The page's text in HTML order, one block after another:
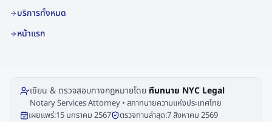
บริการทั้งหมด
หน้าแรก
เขียน & ตรวจสอบทางกฎหมายโดย ทีมทนาย NYC Legal
Notary Services Attorney • สภาทนายความแห่งประเทศไทย
เผยแพร่:15 มกราคม 2567 ตรวจทานล่าสุด:7 สิงหาคม 2569